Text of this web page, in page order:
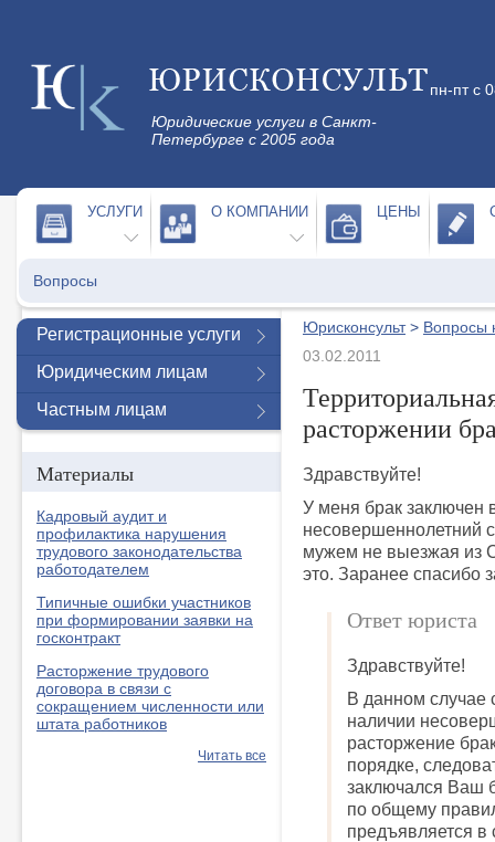
Юридические услуги в Санкт-
Петербурге с 2005 года
пн-пт с
УСЛУГИ О КОМПАНИИ ЦЕНЫ
Вопросы
Юрисконсульт> Вопросы
03.02.2011
расторжении
Здравствуйте!
У меня брак заключен
несовершеннолетний
мужем не выезжая из
это. Заранее спасибо
Ответ юриста
Здравствуйте!
В данном случае
наличии
расторжение
порядке,
заключался Ваш
по общему
предъявляется в
Регистрационные услуги
Юридическим лицам
Частным лицам
Материалы
Кадровый аудит и
профилактика нарушения
трудового законодательства
работодателем
Типичные ошибки участников
при формировании заявки на
госконтракт
Расторжение трудового
договора в связи с
сокращением численности или
штата работников
Читать все